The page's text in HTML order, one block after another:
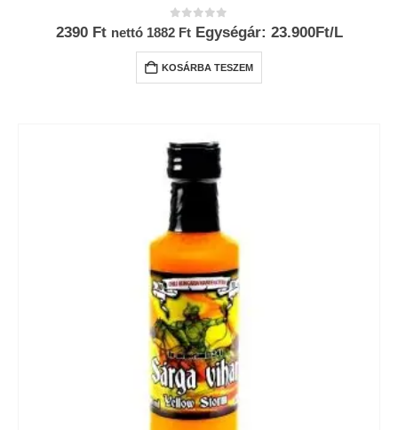
0 az 5-ből
2390 Ft nettó 1882 Ft Egységár: 23.900Ft/L
KOSÁRBA TESZEM